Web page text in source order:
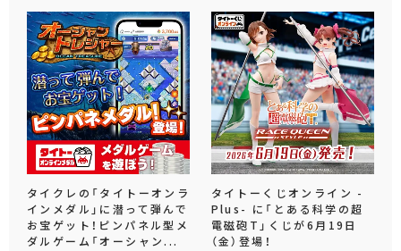
タイクレの「タイトーオンラ
インメダル」に潜って弾んで
お宝ゲット！ピンパネル型メ
ダルゲーム「オーシャン...
タイトーくじオンライン -
Plus- に「とある科学の超
電磁砲T」くじが6月19日
（金）登場！